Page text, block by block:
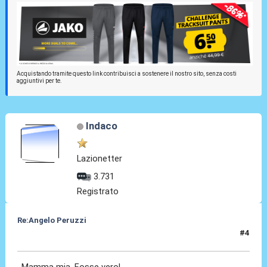
Acquistando tramite questo link contribuisci a sostenere il nostro sito, senza costi
aggiuntivi per te.
Indaco
Lazionetter
3.731
Registrato
Re:Angelo Peruzzi
#4